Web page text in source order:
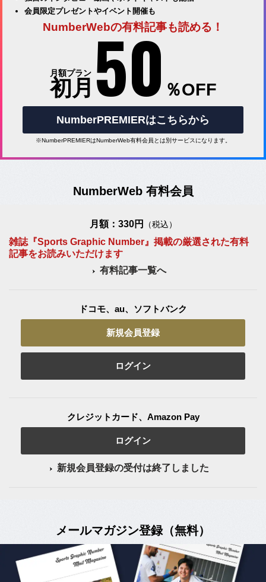
会員限定プレゼントやイベント開催も
NumberWebの有料記事も読める！
月額プラン
初月 50 ％OFF
NumberPREMIERはこちらから
※NumberPREMIERはNumberWeb有料会員とは別サービスになります。
NumberWeb 有料会員
月額：330円 （税込）
雑誌『Sports Graphic Number』掲載の厳選された有料
記事をお読みいただけます
有料記事一覧へ
ドコモ、au、ソフトバンク
新規会員登録
ログイン
クレジットカード、Amazon Pay
ログイン
新規会員登録の受付は終了しました
メールマガジン登録（無料）